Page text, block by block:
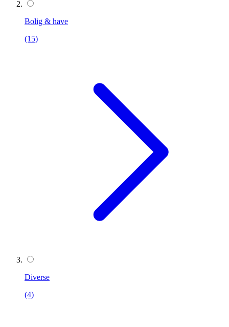
Bolig & have
(15)
Diverse
(4)